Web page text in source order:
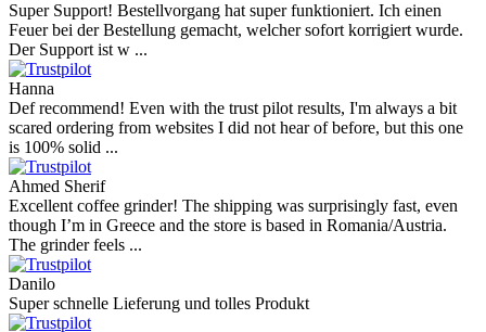
Super Support! Bestellvorgang hat super funktioniert. Ich einen
Feuer bei der Bestellung gemacht, welcher sofort korrigiert wurde.
Der Support ist w ...
Hanna
Def recommend! Even with the trust pilot results, I'm always a bit
scared ordering from websites I did not hear of before, but this one
is 100% solid ...
Ahmed Sherif
Excellent coffee grinder! The shipping was surprisingly fast, even
though I’m in Greece and the store is based in Romania/Austria.
The grinder feels ...
Danilo
Super schnelle Lieferung und tolles Produkt